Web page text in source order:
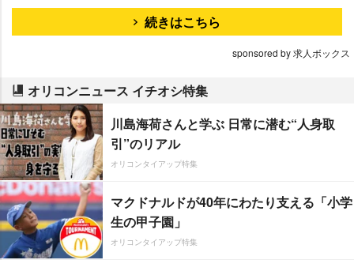
続きはこちら
sponsored by 求人ボックス
オリコンニュース イチオシ特集
川島海荷さんと学ぶ 日常に潜む“人身取
引”のリアル
オリコンタイアップ特集
マクドナルドが40年にわたり支える「小学
生の甲子園」
オリコンタイアップ特集